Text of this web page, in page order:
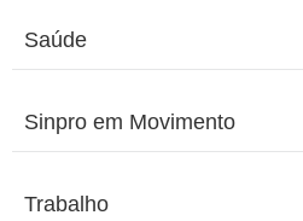
Saúde
Sinpro em Movimento
Trabalho